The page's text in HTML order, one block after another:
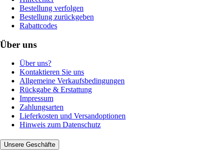
Bestellung verfolgen
Bestellung zurückgeben
Rabattcodes
Über uns
Über uns?
Kontaktieren Sie uns
Allgemeine Verkaufsbedingungen
Rückgabe & Erstattung
Impressum
Zahlungsarten
Lieferkosten und Versandoptionen
Hinweis zum Datenschutz
Unsere Geschäfte